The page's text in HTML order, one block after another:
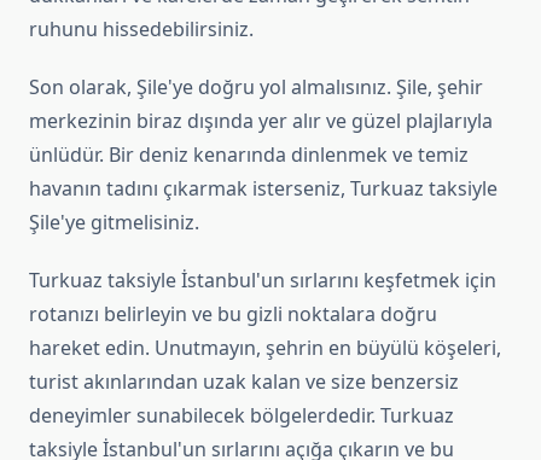
ruhunu hissedebilirsiniz.
Son olarak, Şile'ye doğru yol almalısınız. Şile, şehir
merkezinin biraz dışında yer alır ve güzel plajlarıyla
ünlüdür. Bir deniz kenarında dinlenmek ve temiz
havanın tadını çıkarmak isterseniz, Turkuaz taksiyle
Şile'ye gitmelisiniz.
Turkuaz taksiyle İstanbul'un sırlarını keşfetmek için
rotanızı belirleyin ve bu gizli noktalara doğru
hareket edin. Unutmayın, şehrin en büyülü köşeleri,
turist akınlarından uzak kalan ve size benzersiz
deneyimler sunabilecek bölgelerdedir. Turkuaz
taksiyle İstanbul'un sırlarını açığa çıkarın ve bu